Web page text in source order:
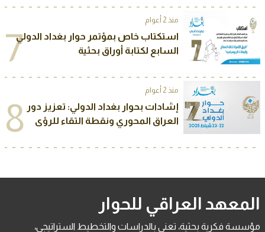
منذ 2 أعوام
7استكتاب خاص بمؤتمر حوار بغداد الدولي
السابع لكتابة أوراق بحثية
منذ 2 أعوام
8 إشادات بحوار بغداد الدولي: تعزيز دور
العراق المحوري ونقطة التقاء للرؤى
المعهد العراقي للحوار
مؤسسة فكرية بحثية، تعنى بالدراسات والتخطيط الستراتيجي،